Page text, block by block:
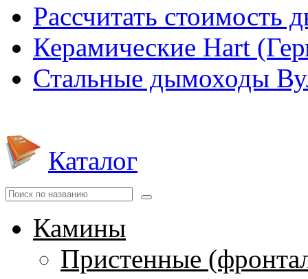
Рассчитать стоимость
Керамические Hart
Стальные дымоходы
Каталог
Камины
Пристенные